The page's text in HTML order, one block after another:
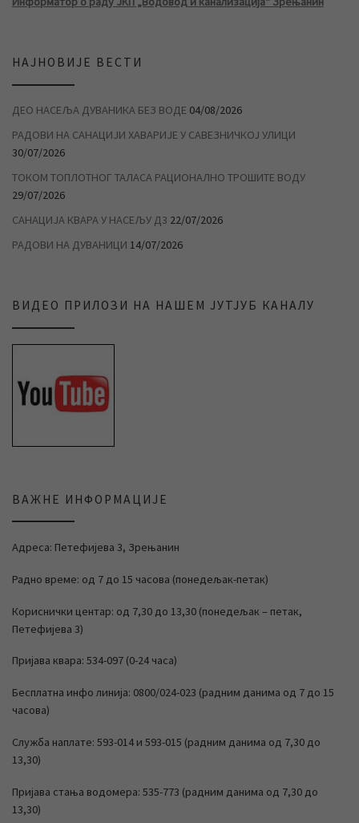
НАЈНОВИЈЕ ВЕСТИ
ДЕО НАСЕЉА ДУВАНИКА БЕЗ ВОДЕ 04/08/2026
РАДОВИ НА САНАЦИЈИ ХАВАРИЈЕ У САВЕЗНИЧКОЈ УЛИЦИ
30/07/2026
ТОКОМ ТОПЛОТНОГ ТАЛАСА РАЦИОНАЛНО ТРОШИТЕ ВОДУ
29/07/2026
САНАЦИЈА КВАРА У НАСЕЉУ Д3 22/07/2026
РАДОВИ НА ДУВАНИЦИ 14/07/2026
ВИДЕО ПРИЛОЗИ НА НАШЕМ ЈУТЈУБ КАНАЛУ
ВАЖНЕ ИНФОРМАЦИЈЕ
Адреса: Петефијева 3, Зрењанин
Радно време: од 7 до 15 часова (понедељак-петак)
Кориснички центар: од 7,30 до 13,30 (понедељак – петак,
Петефијева 3)
Пријава квара: 534-097 (0-24 часа)
Бесплатна инфо линија: 0800/024-023 (радним данима од 7 до 15
часова)
Служба наплате: 593-014 и 593-015 (радним данима од 7,30 до
13,30)
Пријава стања водомера: 535-773 (радним данима од 7,30 до
13,30)